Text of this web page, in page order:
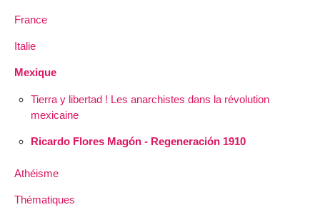
France
Italie
Mexique
Tierra y libertad ! Les anarchistes dans la révolution
mexicaine
Ricardo Flores Magón - Regeneración 1910
Athéisme
Thématiques